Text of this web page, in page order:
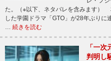
た。（※以下、ネタバレを含みます）
した学園ドラマ「GTO」が28年ぶりに
続きを読む
「一
判明し